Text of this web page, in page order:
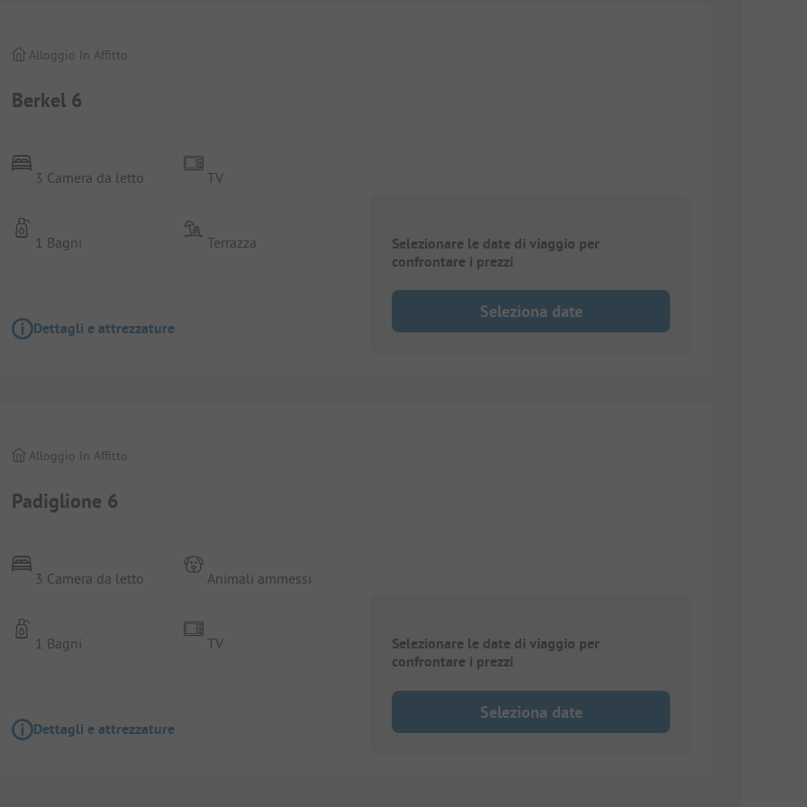
Berkel 6
Alloggio In Affitto
3 Camera da letto
1 Bagni
TV
Terrazza
Dettagli e attrezzature
Selezionare le date di viaggio per
confrontare i prezzi
Seleziona date
Padiglione 6
Alloggio In Affitto
3 Camera da letto
1 Bagni
Animali ammessi
TV
Dettagli e attrezzature
Selezionare le date di viaggio per
confrontare i prezzi
Seleziona date